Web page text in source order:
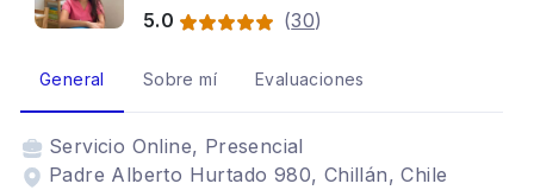
5.0
(30)
General Sobre mí Evaluaciones
Servicio Online, Presencial
Padre Alberto Hurtado 980, Chillán, Chile